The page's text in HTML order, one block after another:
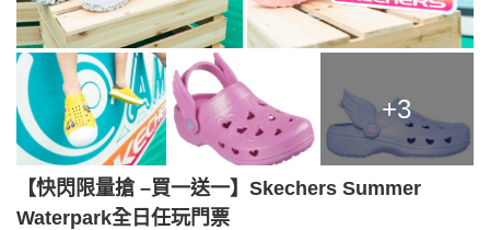
+3
【快閃限量搶 –買一送一】Skechers Summer
Waterpark全日任玩門票